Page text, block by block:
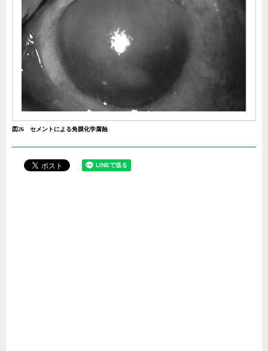
図26 セメントによる角膜化学腐蝕